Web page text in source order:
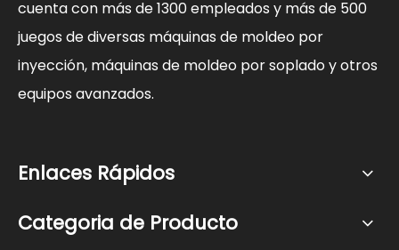
cuenta con más de 1300 empleados y más de 500
juegos de diversas máquinas de moldeo por
inyección, máquinas de moldeo por soplado y otros
equipos avanzados.
Enlaces Rápidos
Categoria de Producto